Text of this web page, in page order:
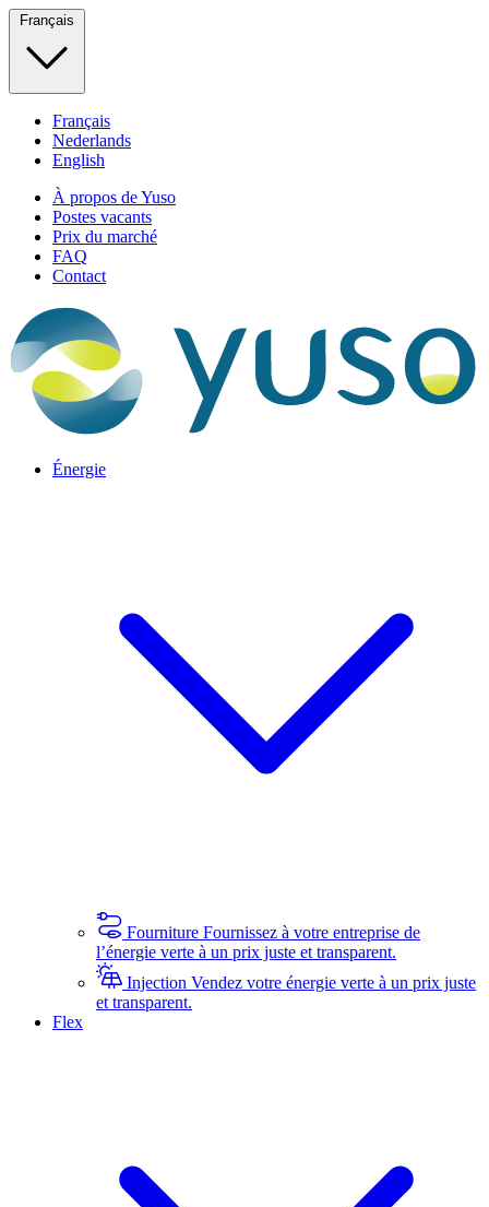
Français
Français
Nederlands
English
À propos de Yuso
Postes vacants
Prix du marché
FAQ
Contact
Énergie
Fourniture Fournissez à votre entreprise de
l’énergie verte à un prix juste et transparent.
Injection Vendez votre énergie verte à un prix juste
et transparent.
Flex